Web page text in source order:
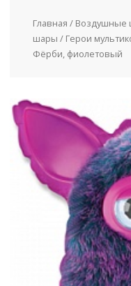
Главная / Воздушные
шары / Герои
Фёрби, фиолетовый